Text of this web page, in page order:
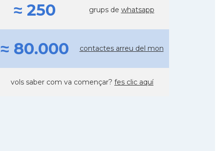
≈ 250 grups de whatsapp
≈ 80.000 contactes arreu del mon
vols saber com va començar? fes clic aquí